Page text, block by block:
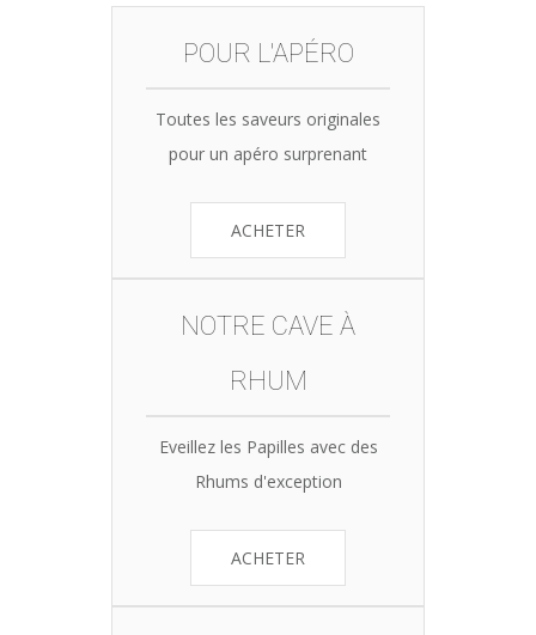
POUR L'APÉRO
Toutes les saveurs originales
pour un apéro surprenant
ACHETER
NOTRE CAVE À
RHUM
Eveillez les Papilles avec des
Rhums d'exception
ACHETER